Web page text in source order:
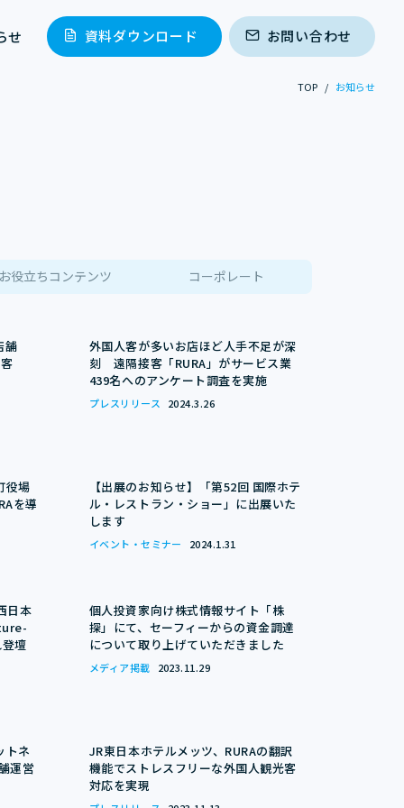
せ 資料ダウンロード お問い合わせ
TOP / お知らせ
お役立ちコンテンツ コーポレート
舗
外国人客が多いお店ほど人手不足が深
刻 遠隔接客「RURA」がサービス業
439名へのアンケート調査を実施
プレスリリース 2024.3.26
役場
を導
【出展のお知らせ】「第52回 国際ホテ
ル・レストラン・ショー」に出展いた
します
イベント・セミナー 2024.1.31
日本
壇
個人投資家向け株式情報サイト「株
探」にて、セーフィーからの資金調達
について取り上げていただきました
メディア掲載 2023.11.29
トネ
運営
JR東日本ホテルメッツ、RURAの翻訳
機能でストレスフリーな外国人観光客
対応を実現